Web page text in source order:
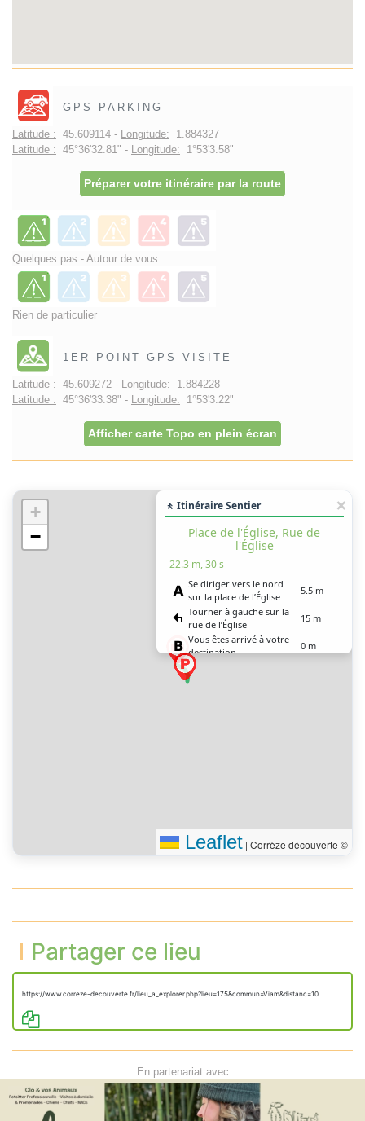
GPS PARKING
Latitude : 45.609114 - Longitude: 1.884327
Latitude : 45°36'32.81" - Longitude: 1°53'3.58"
Préparer votre itinéraire par la route
Quelques pas - Autour de vous
Rien de particulier
1ER POINT GPS VISITE
Latitude : 45.609272 - Longitude: 1.884228
Latitude : 45°36'33.38" - Longitude: 1°53'3.22"
Afficher carte Topo en plein écran
+
−
🚶 Itinéraire Sentier
Place de l'Église, Rue de
l'Église
22.3 m, 30 s
Se diriger vers le nord
sur la place de l’Église
5.5 m
Tourner à gauche sur la
rue de l’Église
15 m
Vous êtes arrivé à votre
destination
0 m
Leaflet | Corrèze découverte ©
Partager ce lieu
https://www.correze-decouverte.fr/lieu_a_explorer.php?lieu=175&commun=Viam&distanc=10
En partenariat avec